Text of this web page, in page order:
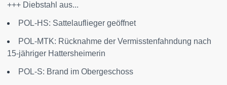
+++ Diebstahl aus...
POL-HS: Sattelauflieger geöffnet
POL-MTK: Rücknahme der Vermisstenfahndung nach
15-jähriger Hattersheimerin
POL-S: Brand im Obergeschoss